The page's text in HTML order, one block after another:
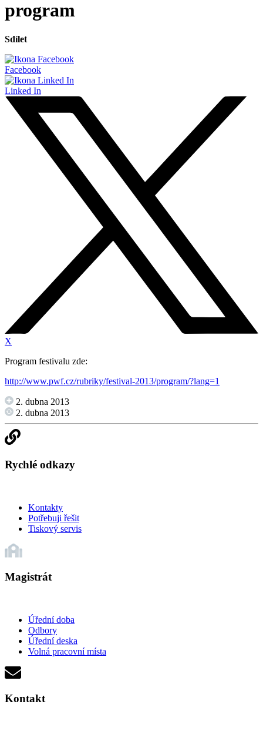
program
Sdílet
Facebook
Linked In
X
Program festivalu zde:
http://www.pwf.cz/rubriky/festival-2013/program/?lang=1
2. dubna 2013
2. dubna 2013
Rychlé odkazy
Kontakty
Potřebuji řešit
Tiskový servis
Magistrát
Úřední doba
Odbory
Úřední deska
Volná pracovní místa
Kontakt